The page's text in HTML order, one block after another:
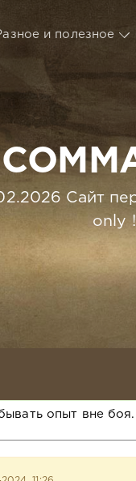
и полезное
Сайт
only
опыт вне боя.